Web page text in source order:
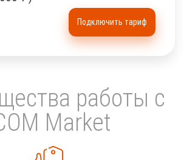
Подключить тариф
работы с
Market